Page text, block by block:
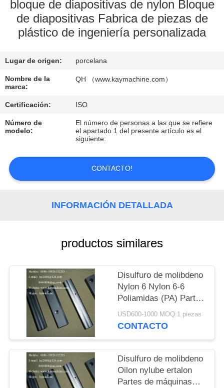
CONTROL
DE
CONTACTO
NOTICIAS
UNA
COTIZACIÓN
PRIVACY
POLICY
bloque de diapositivas de nylon Bloque
de diapositivas Fabrica de piezas de
plástico de ingeniería personalizada
Lugar de origen: porcelana
Nombre de la
marca:
QH （www.kaymachine.com）
Certificación: ISO
Número de
modelo:
El número de personas a las que se refiere
el apartado 1 del presente artículo es el
siguiente:
CONTACTO!
INFORMACIÓN DETALLADA
productos similares
Disulfuro de molibdeno
Nylon 6 Nylon 6-6
Poliamidas (PA) Partes
de máquinas Ertalon
Nylatron Partes de
USD600-1000 MOQ:1 piezas
CONTACTO
Disulfuro de molibdeno
Oilon nylube ertalon
Partes de máquinas